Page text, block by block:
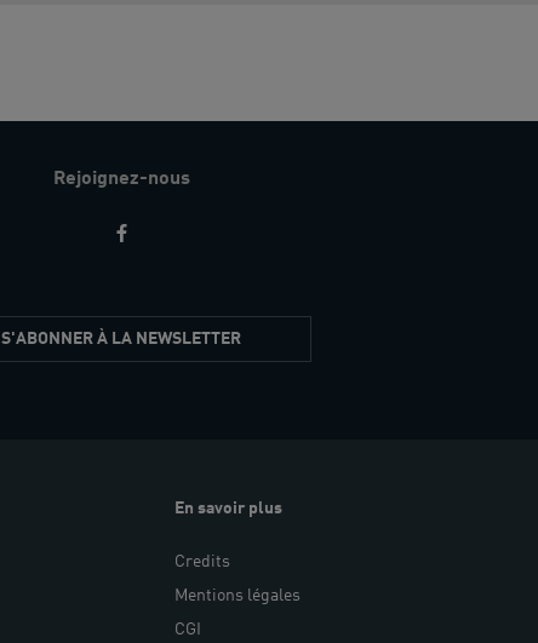
Rejoignez-nous
S'ABONNER À LA NEWSLETTER
En savoir plus
Credits
Mentions légales
CGI